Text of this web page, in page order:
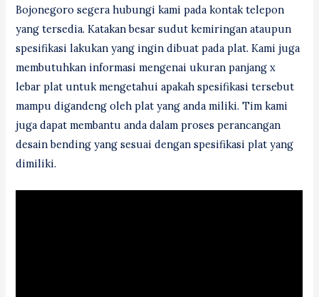
Bojonegoro segera hubungi kami pada kontak telepon
yang tersedia. Katakan besar sudut kemiringan ataupun
spesifikasi lakukan yang ingin dibuat pada plat. Kami juga
membutuhkan informasi mengenai ukuran panjang x
lebar plat untuk mengetahui apakah spesifikasi tersebut
mampu digandeng oleh plat yang anda miliki. Tim kami
juga dapat membantu anda dalam proses perancangan
desain bending yang sesuai dengan spesifikasi plat yang
dimiliki.